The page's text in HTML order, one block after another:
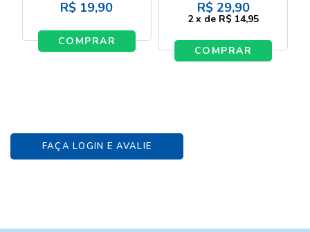
R$ 19,90
COMPRAR
R$ 29,90
2 x de R$ 14,95
COMPRAR
FAÇA LOGIN E AVALIE